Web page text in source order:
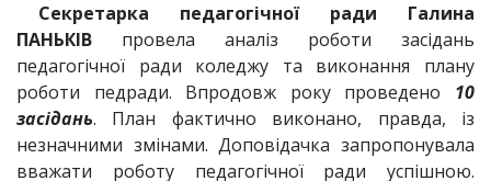
Секретарка педагогічної ради Галина
ПАНЬКІВ провела аналіз роботи засідань
педагогічної ради коледжу та виконання плану
роботи педради. Впродовж року проведено 10
засідань. План фактично виконано, правда, із
незначними змінами. Доповідачка запропонувала
вважати роботу педагогічної ради успішною.